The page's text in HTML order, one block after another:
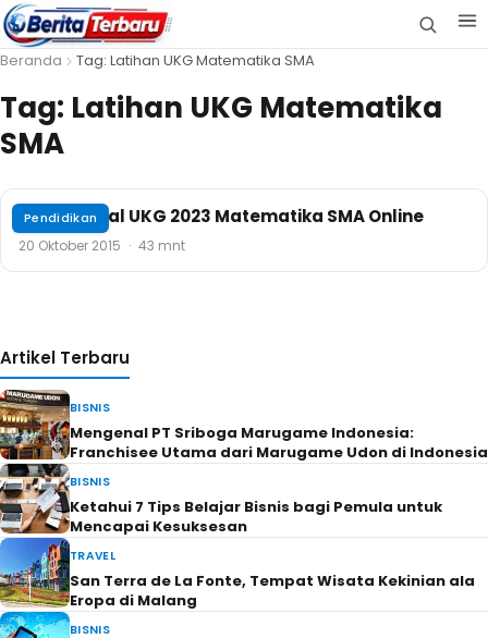
Beranda Tag: Latihan UKG Matematika SMA
Tag: Latihan UKG Matematika
SMA
Pendidikan
Contoh Soal UKG 2023 Matematika SMA Online
20 Oktober 2015 · 43 mnt
Artikel Terbaru
BISNIS
Mengenal PT Sriboga Marugame Indonesia:
Franchisee Utama dari Marugame Udon di Indonesia
BISNIS
Ketahui 7 Tips Belajar Bisnis bagi Pemula untuk
Mencapai Kesuksesan
TRAVEL
San Terra de La Fonte, Tempat Wisata Kekinian ala
Eropa di Malang
BISNIS